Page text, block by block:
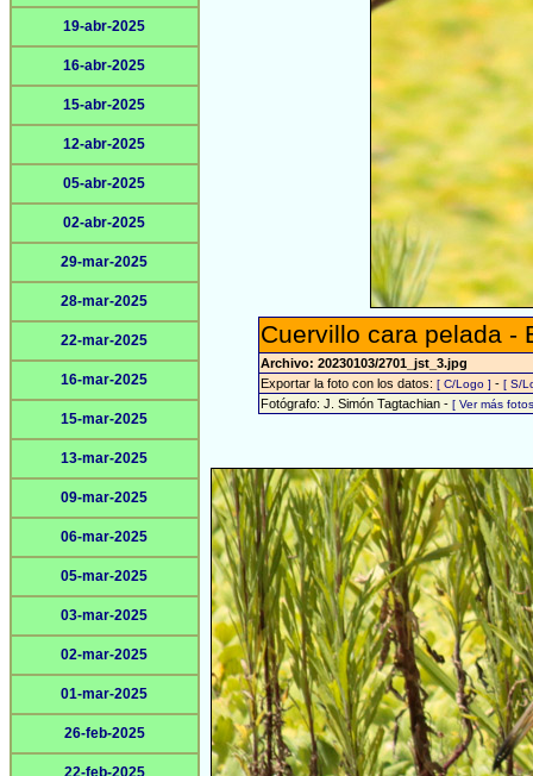
19-abr-2025
16-abr-2025
15-abr-2025
12-abr-2025
05-abr-2025
02-abr-2025
29-mar-2025
28-mar-2025
22-mar-2025
16-mar-2025
15-mar-2025
13-mar-2025
09-mar-2025
06-mar-2025
05-mar-2025
03-mar-2025
02-mar-2025
01-mar-2025
26-feb-2025
22-feb-2025
Cuervillo cara pelada -
Archivo: 20230103/2701_jst_3.jpg
Exportar la foto con los datos:[ C/Logo ] -[ S/
Fotógrafo: J. Simón Tagtachian -[ Ver más